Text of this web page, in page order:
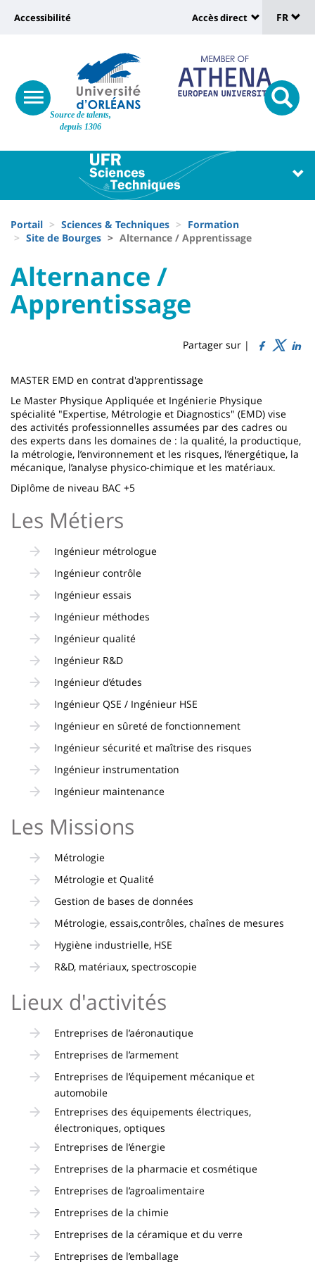
Site
Source de talents,
depuis 1306
Université
Recherche
responsive
menu
button
Université
vers
page
accessibilité
Accessibilité
:
Shortcut
links
Accès direct
de
FR
Université
Block
liste
composantes
d'Ariane
Portail Sciences & Techniques
Formation
Site de Bourges
Alternance / Apprentissage
University
:
Sidebar
University
:
Main
Titre
de
Alternance /
Apprentissage
Partager sur |
Contenu
de
la
page
principale
MASTER EMD en contrat d'apprentissage
Le Master Physique Appliquée et Ingénierie Physique
spécialité "Expertise, Métrologie et Diagnostics" (EMD) vise
des activités professionnelles assumées par des cadres ou
des experts dans les domaines de : la qualité, la productique,
la métrologie, l’environnement et les risques, l’énergétique, la
mécanique, l’analyse physico-chimique et les matériaux.
Diplôme de niveau BAC +5
Les Métiers
Ingénieur métrologue
Ingénieur contrôle
Ingénieur essais
Ingénieur méthodes
Ingénieur qualité
Ingénieur R&D
Ingénieur d’études
Ingénieur QSE / Ingénieur HSE
Ingénieur en sûreté de fonctionnement
Ingénieur sécurité et maîtrise des risques
Ingénieur instrumentation
Ingénieur maintenance
Les Missions
Métrologie
Métrologie et Qualité
Gestion de bases de données
Métrologie, essais,contrôles, chaînes de mesures
Hygiène industrielle, HSE
R&D, matériaux, spectroscopie
Lieux d'activités
Entreprises de l’aéronautique
Entreprises de l’armement
Entreprises de l’équipement mécanique et
automobile
Entreprises des équipements électriques,
électroniques, optiques
Entreprises de l’énergie
Entreprises de la pharmacie et cosmétique
Entreprises de l’agroalimentaire
Entreprises de la chimie
Entreprises de la céramique et du verre
Entreprises de l’emballage